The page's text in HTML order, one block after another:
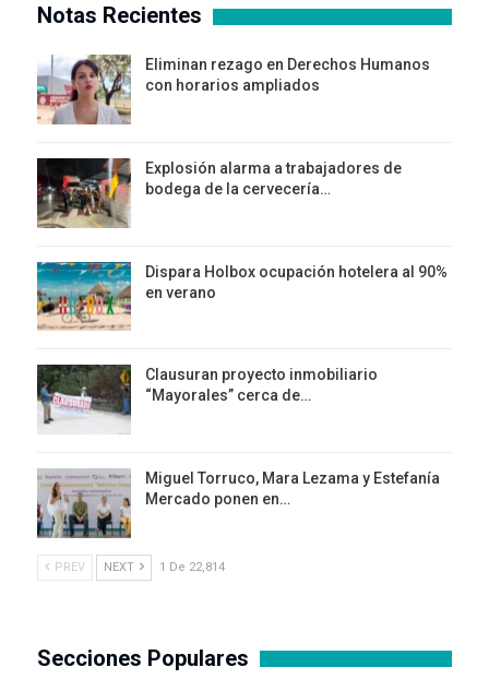
Notas Recientes
Eliminan rezago en Derechos Humanos
con horarios ampliados
Explosión alarma a trabajadores de
bodega de la cervecería…
Dispara Holbox ocupación hotelera al 90%
en verano
Clausuran proyecto inmobiliario
“Mayorales” cerca de…
Miguel Torruco, Mara Lezama y Estefanía
Mercado ponen en…
PREV NEXT 1 De 22,814
Secciones Populares